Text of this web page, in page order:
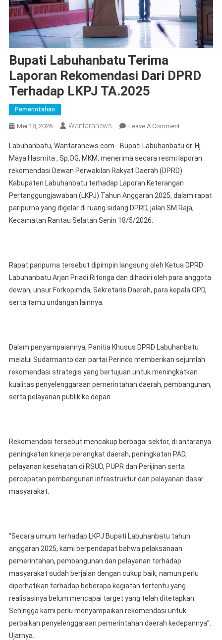
Bupati Labuhanbatu Terima
Laporan Rekomendasi Dari DPRD
Terhadap LKPJ TA.2025
Pemerintahan
Mei 18, 2026 Wantaranews Leave A CommentOn
Labuhanbatu
Terima
Laporan
Rekomendasi
Dari
DPRD
Labuhanbatu, Wantaranews.com- Bupati Labuhanbatu dr. Hj.
Maya Hasmita , Sp.OG, MKM, menerima secara resmi laporan
rekomendasi Dewan Perwakilan Rakyat Daerah (DPRD)
Kabupaten Labuhanbatu terhadap Laporan Keterangan
Pertanggungjawaban (LKPJ) Tahun Anggaran 2025, dalam rapat
paripurna yang digelar di ruang sidang DPRD, jalan SM.Raja,
Kecamatan Rantau Selatan Senin 18/5/2026.
Rapat paripurna tersebut dipimpin langsung oleh Ketua DPRD
Labuhanbatu Arjan Priadi Ritonga dan dihadiri oleh para anggota
dewan, unsur Forkopimda, Sekretaris Daerah, para kepala OPD,
serta tamu undangan lainnya.
Dalam penyampaiannya, Panitia Khusus DPRD Labuhanbatu
melalui Sudarmanto dari partai Perindo memberikan sejumlah
rekomendasi strategis yang bertujuan untuk meningkatkan
kualitas penyelenggaraan pemerintahan daerah, pembangunan,
serta pelayanan publik ke depan.
Rekomendasi tersebut mencakup berbagai sektor, di antaranya
peningkatan kinerja perangkat daerah, peningkatan PAD,
pelayanan kesehatan di RSUD, PUPR dan Perijinan serta
percepatan pembangunan infrastruktur dan pelayanan dasar
masyarakat.
“Secara umum terhadap LKPJ Bupati Labuhanbatu tahun
anggaran 2025, kami berpendapat bahwa pelaksanaan
pemerintahan, pembangunan dan pelayanan terhadap
masyarakat sudah berjalan dengan cukup baik, namun perlu
diperhatikan terhadap beberapa kegiatan tertentu yang
realisasinya belum mencapai target yang telah ditetapkan.
Sehingga kami perlu menyampaikan rekomendasi untuk
perbaikan penyelenggaraan pemerintahan daerah kedepannya”.
Ujarnya.